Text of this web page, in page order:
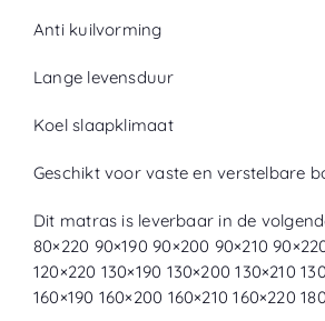
Anti kuilvorming
Lange levensduur
Koel slaapklimaat
Geschikt voor vaste en verstelbare
Dit matras is leverbaar in de
80×220 90×190 90×200 90×210
120×220 130×190 130×200 130×210
160×190 160×200 160×210 160×220